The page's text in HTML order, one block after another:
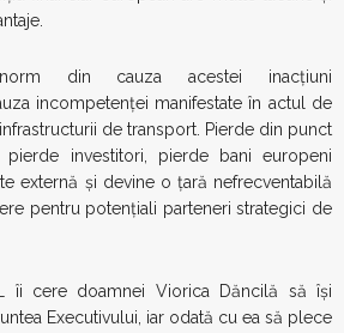
din cauza acestei inacțiuni
incompetenței manifestate în actul de
de transport. Pierde din punct
investitori, pierde bani europeni
externă și devine o țară nefrecventabilă
pentru potențiali parteneri strategici de
îi cere doamnei Viorica Dăncilă să își
Executivului, iar odată cu ea să plece